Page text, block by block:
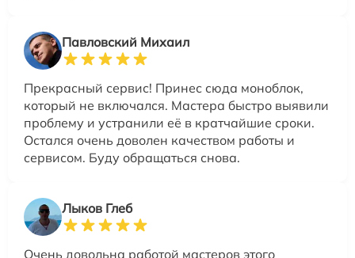
Павловский Михаил
Прекрасный сервис! Принес сюда моноблок,
который не включался. Мастера быстро выявили
проблему и устранили её в кратчайшие сроки.
Остался очень доволен качеством работы и
сервисом. Буду обращаться снова.
Лыков Глеб
Очень довольна работой мастеров этого